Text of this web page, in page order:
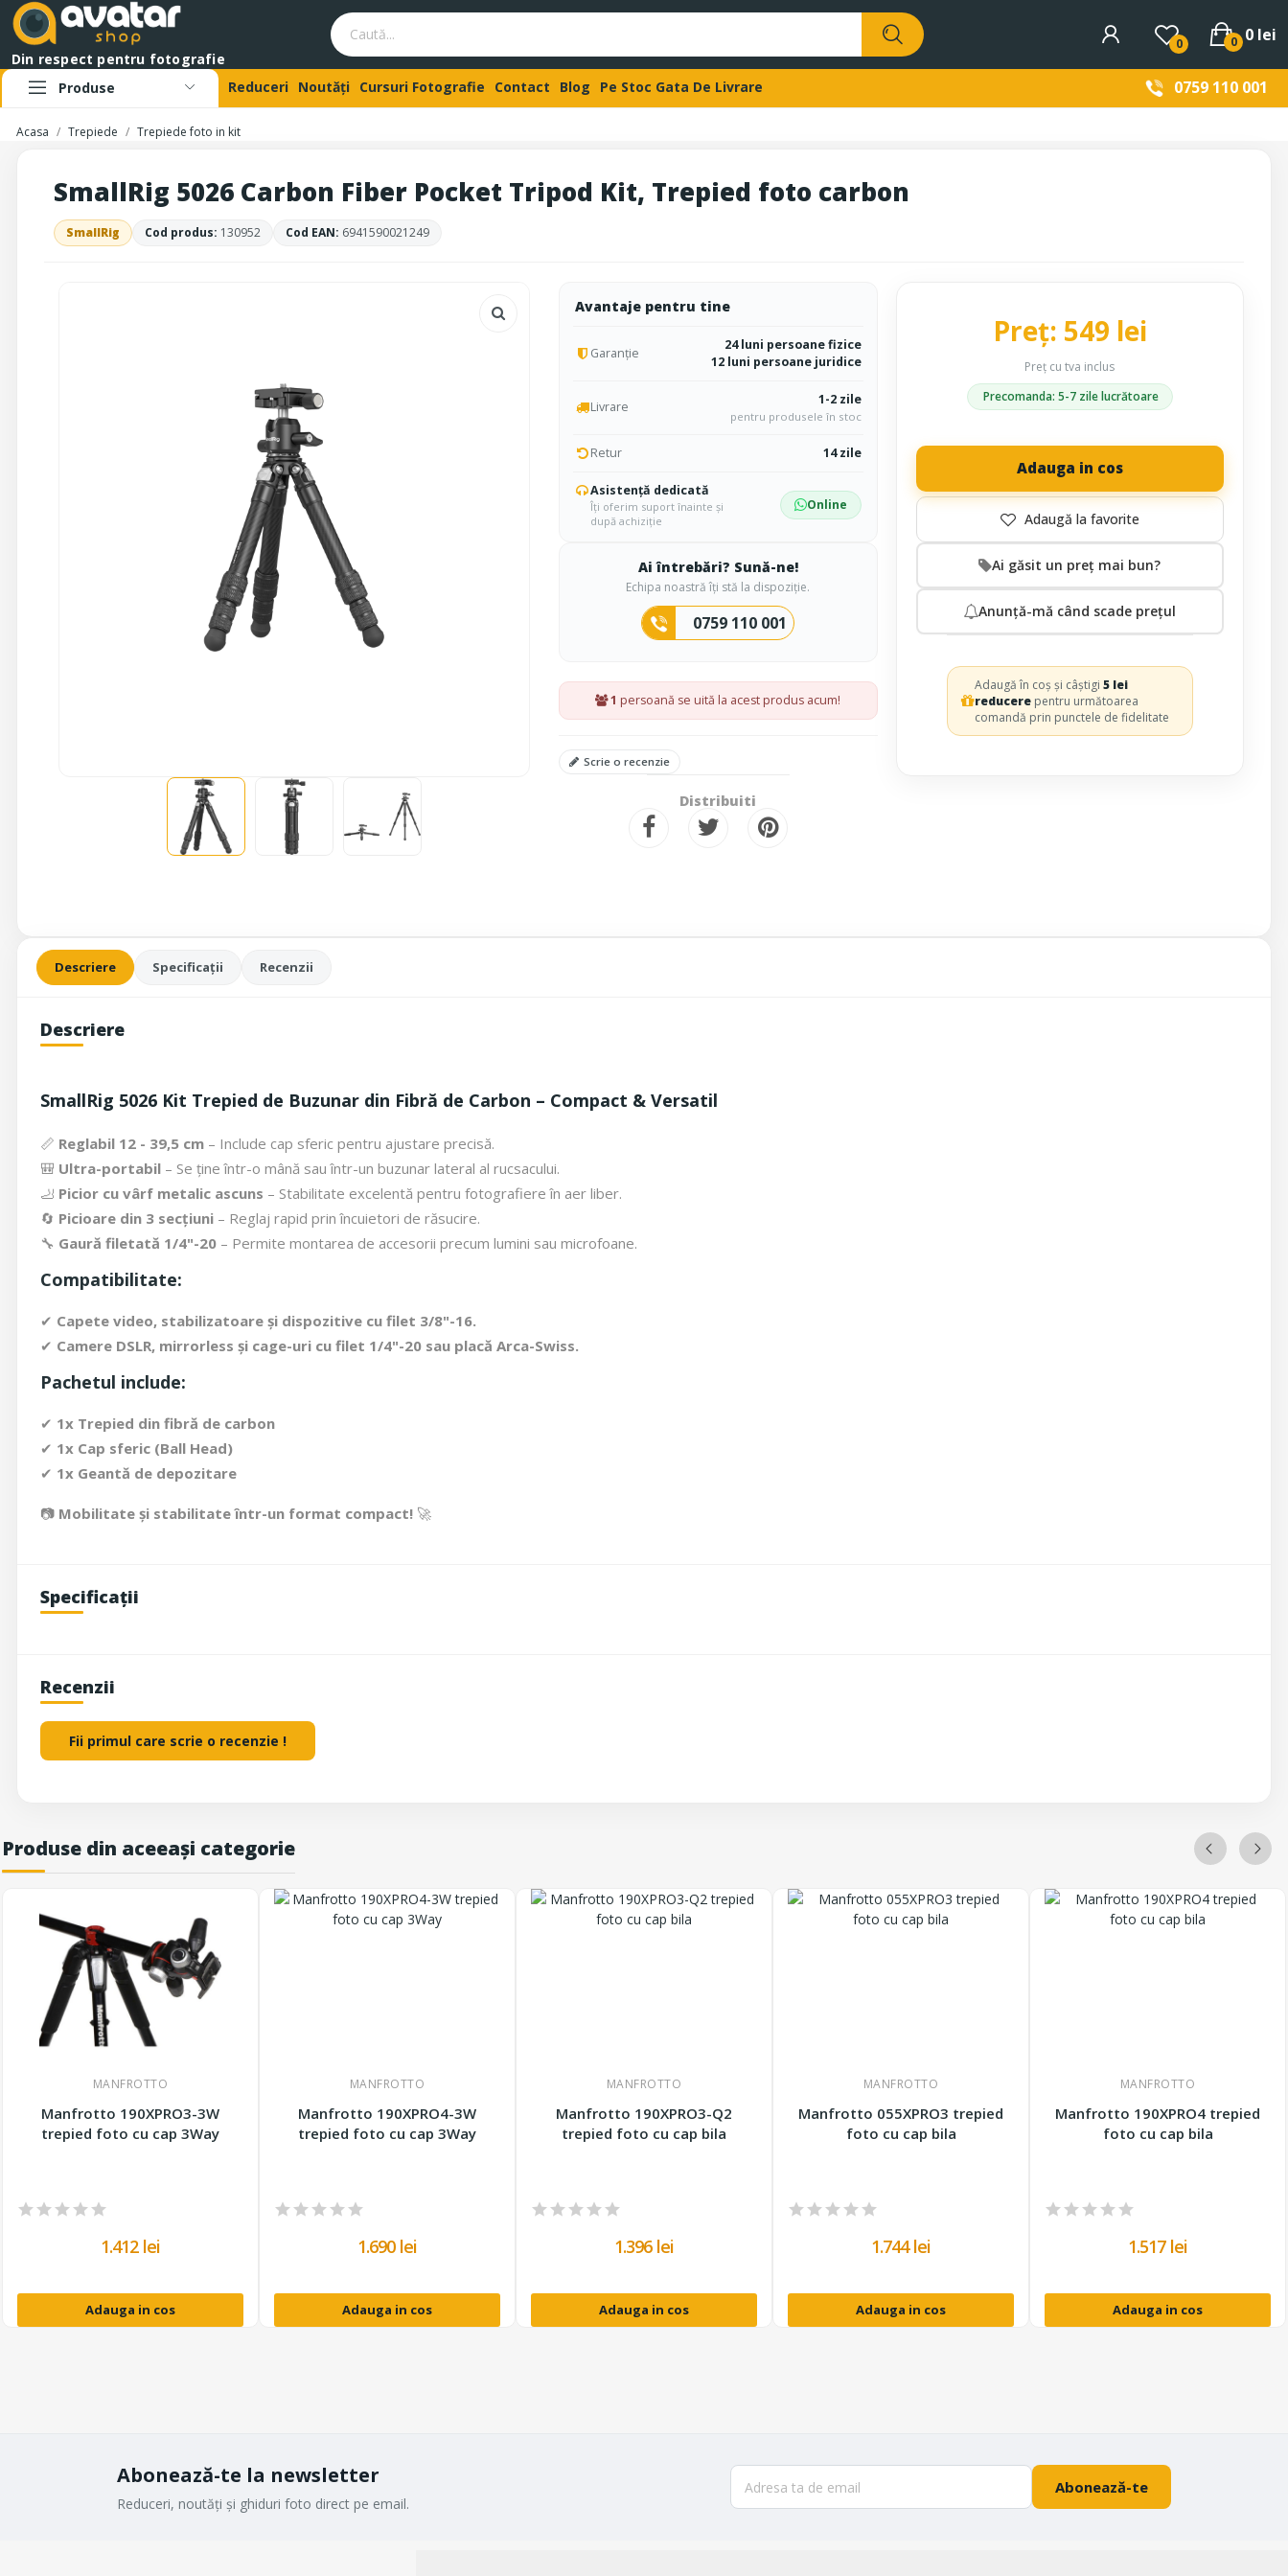
Din respect pentru fotografie
0 0 lei
0
Produse Reduceri Noutăți Cursuri Fotografie Contact Blog Pe Stoc Gata De Livrare 0759 110 001
Acasa Trepiede Trepiede foto in kit
SmallRig 5026 Carbon Fiber Pocket Tripod Kit, Trepied foto carbon
SmallRig Cod produs: 130952 Cod EAN: 6941590021249
Avantaje pentru tine
Garanție
24 luni persoane fizice
12 luni persoane juridice
Livrare 1-2 zile
pentru produsele în stoc
Retur 14 zile
Asistență dedicată
Îți oferim suport înainte și
după achiziție
Online
Ai întrebări? Sună-ne!
Echipa noastră îți stă la dispoziție.
0759 110 001
1 persoană se uită la acest produs acum!
Scrie o recenzie
Distribuiti
Preț: 549 lei
Preț cu tva inclus
Precomanda: 5-7 zile lucrătoare
Adauga in cos
Ai găsit un preț mai bun?
Anunță-mă când scade prețul
Adaugă în coș și câștigi5 lei
reducere pentru următoarea
comandă prin punctele de fidelitate
Descriere Specificații Recenzii
Descriere
SmallRig 5026 Kit Trepied de Buzunar din Fibră de Carbon – Compact & Versatil
📏 Reglabil 12 - 39,5 cm – Include cap sferic pentru ajustare precisă.
🎒 Ultra-portabil – Se ține într-o mână sau într-un buzunar lateral al rucsacului.
🦶 Picior cu vârf metalic ascuns – Stabilitate excelentă pentru fotografiere în aer liber.
🔄 Picioare din 3 secțiuni – Reglaj rapid prin încuietori de răsucire.
🔧 Gaură filetată 1/4"-20 – Permite montarea de accesorii precum lumini sau microfoane.
Compatibilitate:
✔ Capete video, stabilizatoare și dispozitive cu filet 3/8"-16.
✔ Camere DSLR, mirrorless și cage-uri cu filet 1/4"-20 sau placă Arca-Swiss.
Pachetul include:
✔ 1x Trepied din fibră de carbon
✔ 1x Cap sferic (Ball Head)
✔ 1x Geantă de depozitare
📷 Mobilitate și stabilitate într-un format compact! 🚀
Specificații
Recenzii
Fii primul care scrie o recenzie !
Produse din aceeași categorie
MANFROTTO
Manfrotto 190XPRO3-3W
trepied foto cu cap 3Way
1.412 lei
Adauga in cos
MANFROTTO
Manfrotto 190XPRO4-3W
trepied foto cu cap 3Way
1.690 lei
Adauga in cos
MANFROTTO
Manfrotto 190XPRO3-Q2
trepied foto cu cap bila
1.396 lei
Adauga in cos
MANFROTTO
Manfrotto 055XPRO3 trepied
foto cu cap bila
1.744 lei
Adauga in cos
MANFROTTO
Manfrotto 190XPRO4 trepied
foto cu cap bila
1.517 lei
Adauga in cos
Abonează-te la newsletter
Reduceri, noutăți și ghiduri foto direct pe email.
Abonează-te